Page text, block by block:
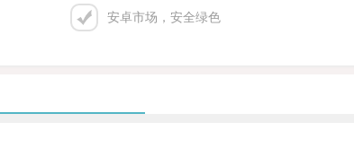
安卓市场，安全绿色